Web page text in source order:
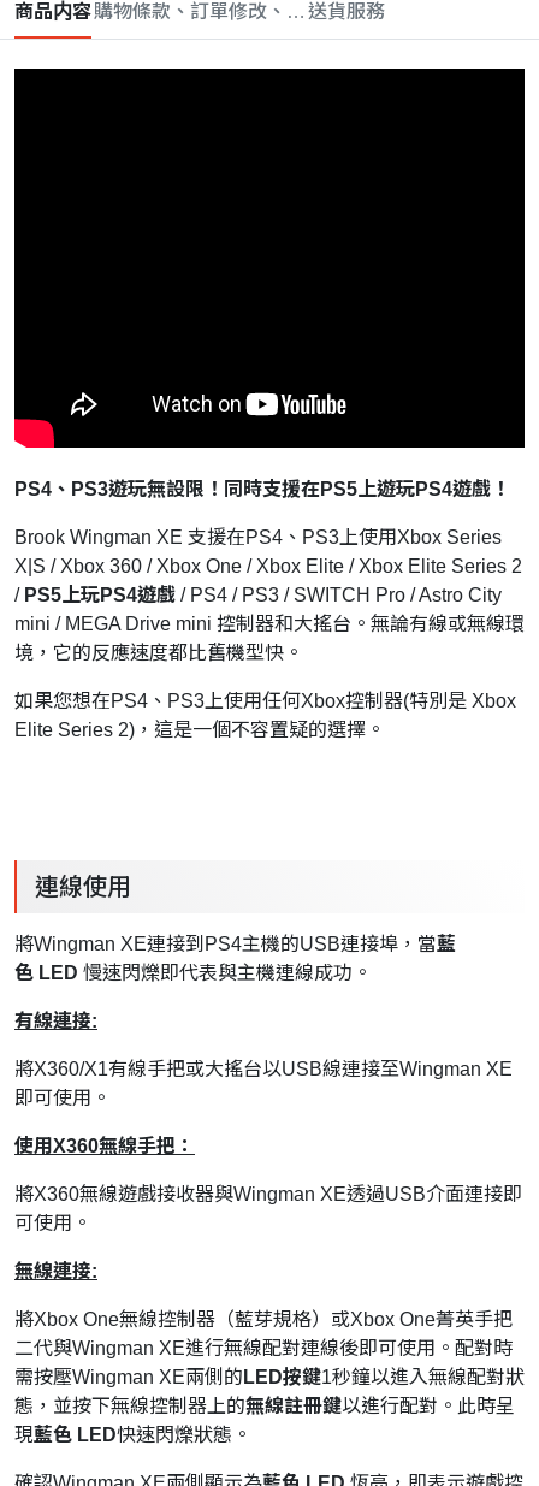
商品内容購物條款、訂單修改、取消與退款政策
送貨服務
PS4、PS3遊玩無設限！同時支援在PS5上遊玩PS4遊戲！
Brook Wingman XE 支援在PS4、PS3上使用Xbox Series
X|S / Xbox 360 / Xbox One / Xbox Elite / Xbox Elite Series 2
/ PS5上玩PS4遊戲 / PS4 / PS3 / SWITCH Pro / Astro City
mini / MEGA Drive mini 控制器和大搖台。無論有線或無線環
境，它的反應速度都比舊機型快。
如果您想在PS4、PS3上使用任何Xbox控制器(特別是 Xbox
Elite Series 2)，這是一個不容置疑的選擇。
連線使用
將Wingman XE連接到PS4主機的USB連接埠，當藍
色 LED 慢速閃爍即代表與主機連線成功。
有線連接:
將X360/X1有線手把或大搖台以USB線連接至Wingman XE
即可使用。
使用X360無線手把：
將X360無線遊戲接收器與Wingman XE透過USB介面連接即
可使用。
無線連接:
將Xbox One無線控制器（藍芽規格）或Xbox One菁英手把
二代與Wingman XE進行無線配對連線後即可使用。配對時
需按壓Wingman XE兩側的 LED按鍵1秒鐘以進入無線配對狀
態，並按下無線控制器上的無線註冊鍵以進行配對。此時呈
現藍色 LED快速閃爍狀態。